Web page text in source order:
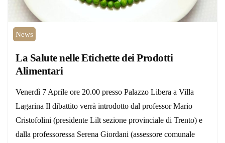
News
La Salute nelle Etichette dei Prodotti
Alimentari
Venerdì 7 Aprile ore 20.00 presso Palazzo Libera a Villa
Lagarina Il dibattito verrà introdotto dal professor Mario
Cristofolini (presidente Lilt sezione provinciale di Trento) e
dalla professoressa Serena Giordani (assessore comunale